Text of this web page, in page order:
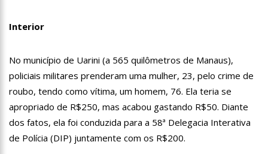
12:57 Agenor Tupinambá tem primeiro encontro com namorado
13:03 Prefeitura de Manaus realiza 1ª Feira Folclórica no Centro
Cultural Povos da Amazônia
OMS declara fim da emergência em saúde por mpox
12:45 Fornecedores entram com pedido de falência das lojas
Marisa
11:19 Secretaria de Fazenda alerta para golpes com pagamento
Interior
No município de Uarini (a 565 quilômetros de Manaus),
policiais militares prenderam uma mulher, 23, pelo crime de
roubo, tendo como vítima, um homem, 76. Ela teria se
apropriado de R$250, mas acabou gastando R$50. Diante
dos fatos, ela foi conduzida para a 58ª Delegacia Interativa
de Polícia (DIP) juntamente com os R$200.